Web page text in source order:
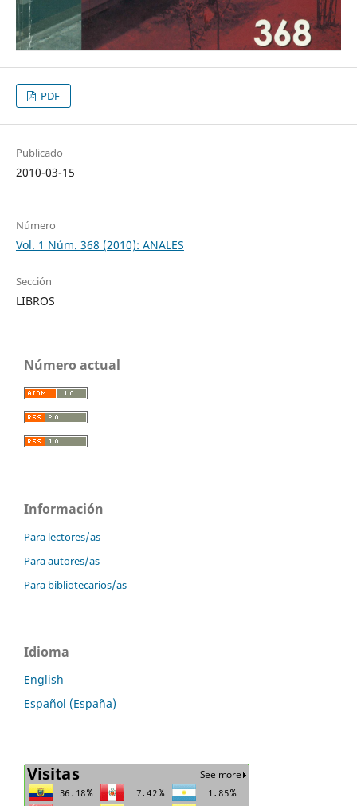
PDF
Publicado
2010-03-15
Número
Vol. 1 Núm. 368 (2010): ANALES
Sección
LIBROS
Número actual
Información
Para lectores/as
Para autores/as
Para bibliotecarios/as
Idioma
English
Español (España)